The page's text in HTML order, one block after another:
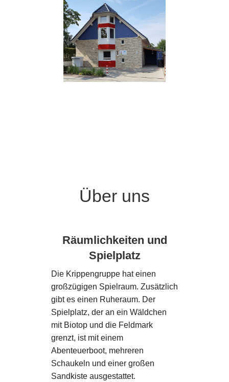
Über uns
Räumlichkeiten und
Spielplatz
Die Krippengruppe hat einen
großzügigen Spielraum. Zusätzlich
gibt es einen Ruheraum. Der
Spielplatz, der an ein Wäldchen
mit Biotop und die Feldmark
grenzt, ist mit einem
Abenteuerboot, mehreren
Schaukeln und einer großen
Sandkiste ausgestattet.